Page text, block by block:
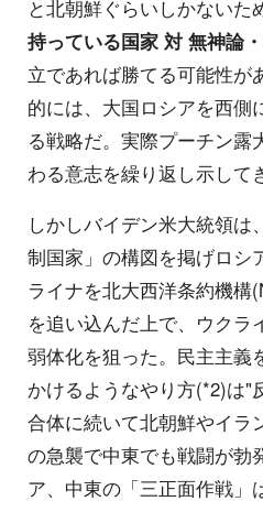
と北朝鮮ぐらいしかないた
持っている国家 対 無神論
立であれば勝てる可能性が
的には、大国ロシアを西側
る戦略だ。実際プーチン露
わる意志を繰り返し示して
しかしバイデン米大統領は
制国家」の構図を掲げロシ
ライナを北大西洋条約機構
を追い込んだ上で、ウクラ
弱体化を狙った。民主主義
かけるようなやり方(*2)は"
合体に続いて北朝鮮やイラ
の急襲で中東でも戦闘が勃
ア、中東の「三正面作戦」